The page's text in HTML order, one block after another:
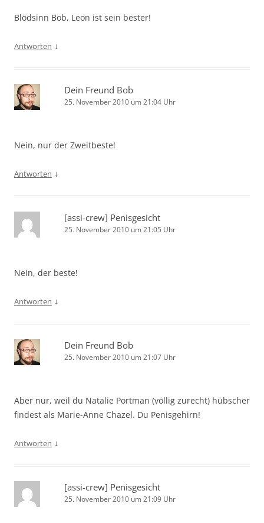
Blödsinn Bob, Leon ist sein bester!
Antworten ↓
Dein Freund Bob
25. November 2010 um 21:04 Uhr
Nein, nur der Zweitbeste!
Antworten ↓
[assi-crew] Penisgesicht
25. November 2010 um 21:05 Uhr
Nein, der beste!
Antworten ↓
Dein Freund Bob
25. November 2010 um 21:07 Uhr
Aber nur, weil du Natalie Portman (völlig zurecht) hübscher
findest als Marie-Anne Chazel. Du Penisgehirn!
Antworten ↓
[assi-crew] Penisgesicht
25. November 2010 um 21:09 Uhr